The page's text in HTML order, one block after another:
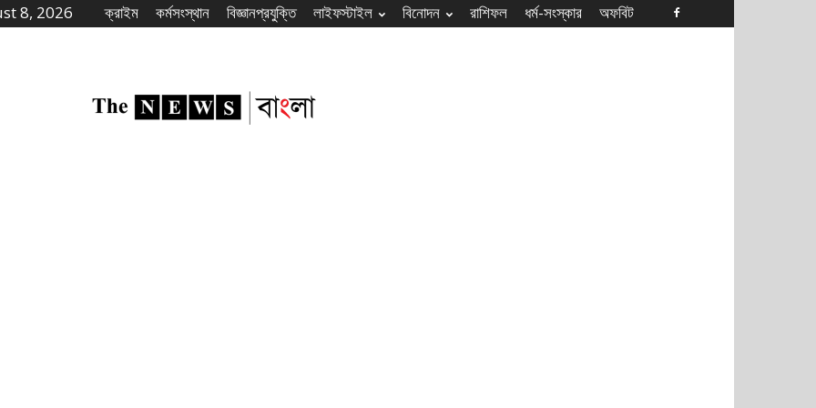
8, 2026 ক্রাইম কর্মসংস্থান বিজ্ঞানপ্রযুক্তি লাইফস্টাইল বিনোদন রাশিফল ধৰ্ম-সংস্কার অফবিট